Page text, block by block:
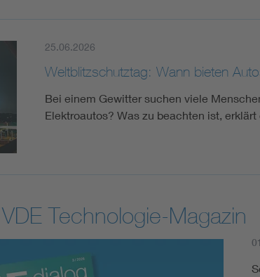
25.06.2026
Weltblitzschutztag: Wann bieten
Bei einem Gewitter suchen viele
Elektroautos? Was zu beachten ist,
Technologie-Magazin